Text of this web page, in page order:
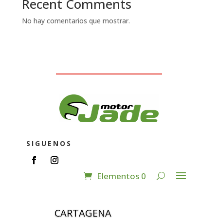
Recent Comments
No hay comentarios que mostrar.
SIGUENOS
Elementos 0
CARTAGENA